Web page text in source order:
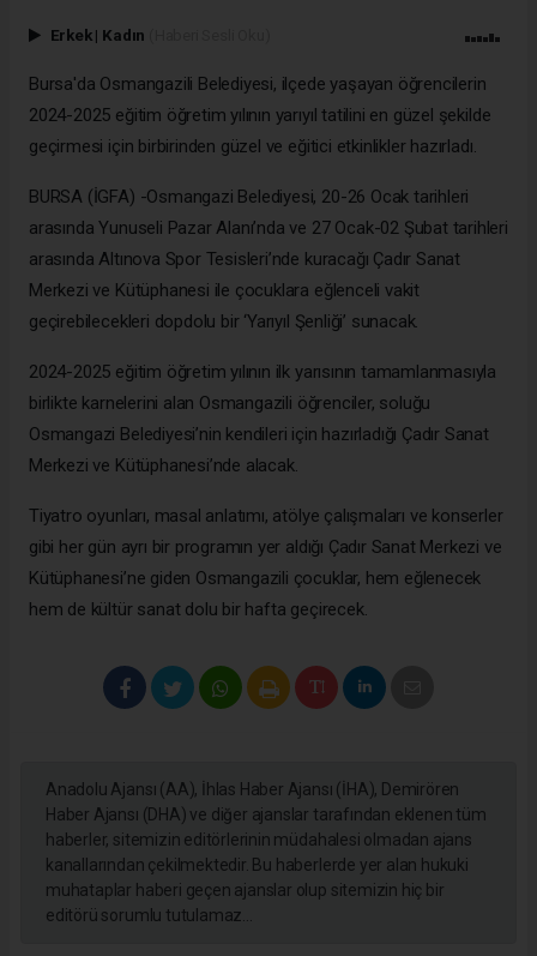
Erkek | Kadın
Bursa'da Osmangazili Belediyesi, ilçede yaşayan öğrencilerin
2024-2025 eğitim öğretim yılının yarıyıl tatilini en güzel şekilde
geçirmesi için birbirinden güzel ve eğitici etkinlikler hazırladı.
BURSA (İGFA) -Osmangazi Belediyesi, 20-26 Ocak tarihleri
arasında Yunuseli Pazar Alanı’nda ve 27 Ocak-02 Şubat tarihleri
arasında Altınova Spor Tesisleri’nde kuracağı Çadır Sanat
Merkezi ve Kütüphanesi ile çocuklara eğlenceli vakit
geçirebilecekleri dopdolu bir ‘Yarıyıl Şenliği’ sunacak.
2024-2025 eğitim öğretim yılının ilk yarısının tamamlanmasıyla
birlikte karnelerini alan Osmangazili öğrenciler, soluğu
Osmangazi Belediyesi’nin kendileri için hazırladığı Çadır Sanat
Merkezi ve Kütüphanesi’nde alacak.
Tiyatro oyunları, masal anlatımı, atölye çalışmaları ve konserler
gibi her gün ayrı bir programın yer aldığı Çadır Sanat Merkezi ve
Kütüphanesi’ne giden Osmangazili çocuklar, hem eğlenecek
hem de kültür sanat dolu bir hafta geçirecek.
Anadolu Ajansı (AA), İhlas Haber Ajansı (İHA), Demirören
Haber Ajansı (DHA) ve diğer ajanslar tarafından eklenen tüm
haberler, sitemizin editörlerinin müdahalesi olmadan ajans
kanallarından çekilmektedir. Bu haberlerde yer alan hukuki
muhataplar haberi geçen ajanslar olup sitemizin hiç bir
editörü sorumlu tutulamaz...